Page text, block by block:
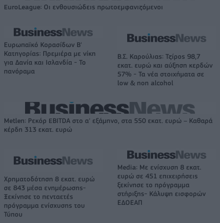
EuroLeague: Οι ενθουσιώδεις πρωτοεμφανιζόμενοι
Ευρωπαϊκό Κορασίδων Β'
Κατηγορίας: Πρεμιέρα με νίκη
για Δανία και Ισλανδία - Το
πανόραμα
Β.Σ. Καρούλιας: Τζίρος 98,7
εκατ. ευρώ και αύξηση κερδών
57% - Τα νέα στοιχήματα σε
low & non alcohol
Metlen: Ρεκόρ EBITDA στο α' εξάμηνο, στα 550 εκατ. ευρώ – Καθαρά
κέρδη 313 εκατ. ευρώ
Χρηματοδότηση 8 εκατ. ευρώ
σε 843 μέσα ενημέρωσης-
Ξεκίνησε το πενταετές
πρόγραμμα ενίσχυσης του
Τύπου
Media: Με ενίσχυση 8 εκατ.
ευρώ σε 451 επιχειρήσεις
ξεκίνησε το πρόγραμμα
στήριξης- Κάλυψη εισφορών
ΕΔΟΕΑΠ